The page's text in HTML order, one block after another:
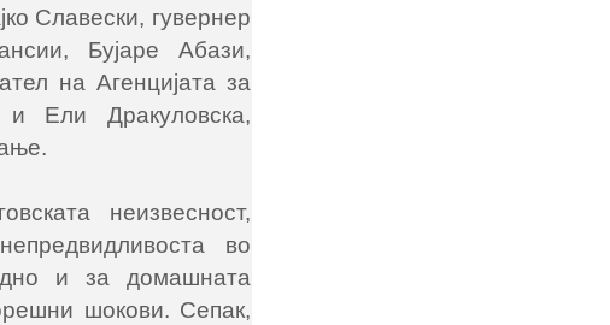
Славески, гувернер
Бујаре Абази,
на Агенцијата за
и Ели Дракуловска,
неизвесност,
во
и за домашната
шокови. Сепак,